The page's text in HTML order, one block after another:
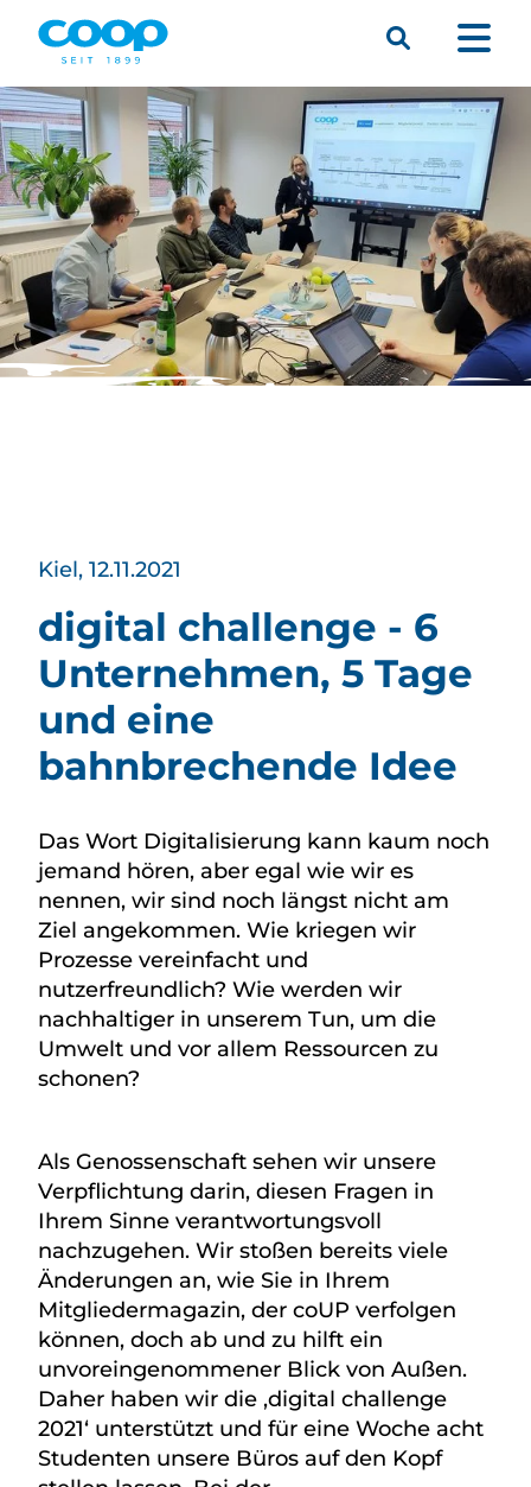
Menü
Suche
Kiel, 12.11.2021
digital challenge - 6
Unternehmen, 5 Tage
und eine
bahnbrechende Idee
Das Wort Digitalisierung kann kaum noch
jemand hören, aber egal wie wir es
nennen, wir sind noch längst nicht am
Ziel angekommen. Wie kriegen wir
Prozesse vereinfacht und
nutzerfreundlich? Wie werden wir
nachhaltiger in unserem Tun, um die
Umwelt und vor allem Ressourcen zu
schonen?
Als Genossenschaft sehen wir unsere
Verpflichtung darin, diesen Fragen in
Ihrem Sinne verantwortungsvoll
nachzugehen. Wir stoßen bereits viele
Änderungen an, wie Sie in Ihrem
Mitgliedermagazin, der coUP verfolgen
können, doch ab und zu hilft ein
unvoreingenommener Blick von Außen.
Daher haben wir die ‚digital challenge
2021‘ unterstützt und für eine Woche acht
Studenten unsere Büros auf den Kopf